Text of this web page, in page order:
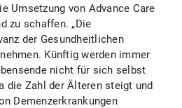
Umsetzung von Advance Care
zu schaffen. „Die
der Gesundheitlichen
Künftig werden immer
nicht für sich selbst
die Zahl der Älteren steigt und
Demenzerkrankungen